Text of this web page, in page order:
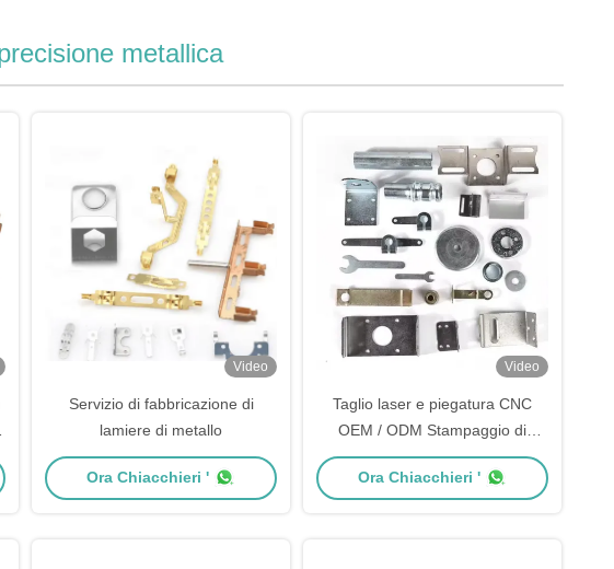
metallica
Video
Servizio di fabbricazione di
lamiere di metallo
Ora Chiacchieri '
Video
Taglio laser e piegatura CNC
OEM / ODM Stampaggio di
lamiera di alluminio
Ora Chiacchieri '